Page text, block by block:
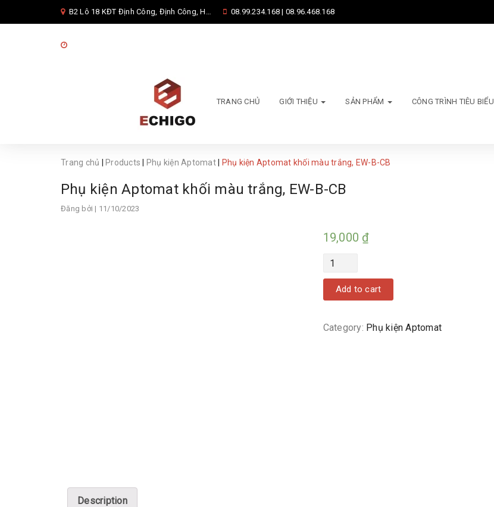
B2 Lô 18 KĐT Định Công, Định Công, Hoàng Mai, Hà Nội 08.99.234.168 | 08.96.468.168
TRANG CHỦ GIỚI THIỆU SẢN PHẨM CÔNG TRÌNH TIÊU BIỂU
Trang chủ Products Phụ kiện Aptomat| Phụ kiện Aptomat khối màu trắng, EW-B-CB
Phụ kiện Aptomat khối màu trắng, EW-B-CB
Đăng bởi | 11/10/2023
19,000 ₫
Quantity
Add to cart
Category: Phụ kiện Aptomat
Description